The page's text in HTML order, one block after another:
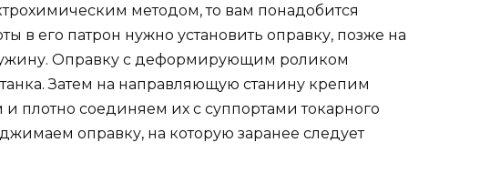
методом, то вам понадобится
в его патрон нужно установить оправку, позже на
Оправку с деформирующим роликом
Затем на направляющую станину крепим
плотно соединяем их с суппортами токарного
оправку, на которую заранее следует